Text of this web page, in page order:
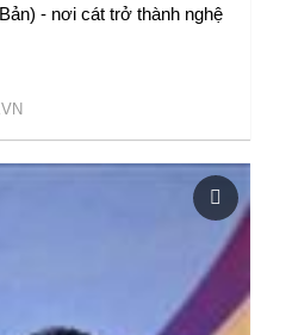
- nơi cát trở thành nghệ